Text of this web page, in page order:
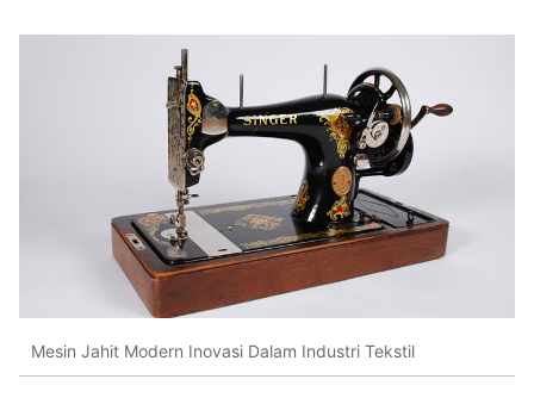
Mesin Jahit Modern Inovasi Dalam Industri Tekstil